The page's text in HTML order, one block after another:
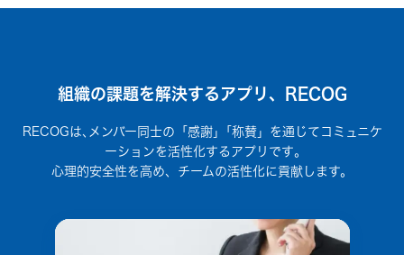
組織の課題を解決するアプリ、RECOG
RECOGは､メンバー同士の「感謝」｢称賛」を通じてコミュニケ
ーションを活性化するアプリです｡
心理的安全性を高め、チームの活性化に貢献します。